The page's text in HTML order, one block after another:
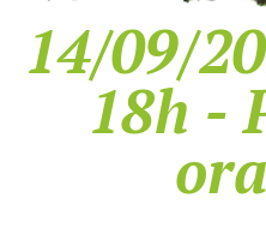
14/09/
18h -